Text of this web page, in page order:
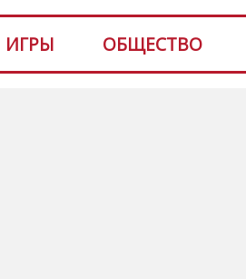
ИГРЫ ОБЩЕСТВО